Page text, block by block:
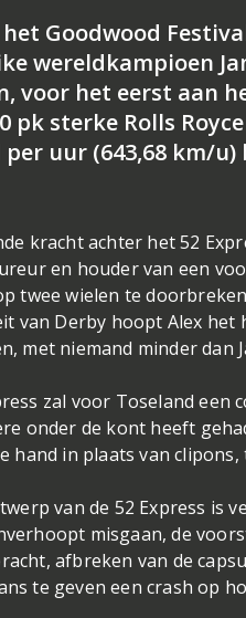
Goodwood
wereldkampioen
voor het eerst aan
pk sterke Rolls
per uur (643,68 km/
kracht achter het 52
en houder van een
twee wielen te
van Derby hoopt Alex het
met niemand minder dan
zal voor Toseland
onder de kont heeft
hand in plaats van
van de 52 Express is
misgaan, de
afbreken van de
te geven een crash op